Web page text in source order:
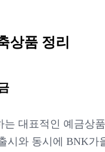
상품 정리
는 대표적인 예금상
시와 동시에 BNK